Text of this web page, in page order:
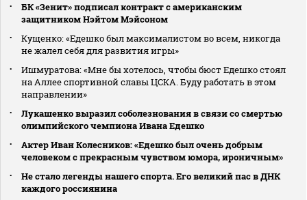
БК «Зенит» подписал контракт с американским
защитником Нэйтом Мэйсоном
Кущенко: «Едешко был максималистом во всем, никогда
не жалел себя для развития игры»
Ишмуратова: «Мне бы хотелось, чтобы бюст Едешко стоял
на Аллее спортивной славы ЦСКА. Буду работать в этом
направлении»
Лукашенко выразил соболезнования в связи со смертью
олимпийского чемпиона Ивана Едешко
Актер Иван Колесников: «Едешко был очень добрым
человеком с прекрасным чувством юмора, ироничным»
Не стало легенды нашего спорта. Его великий пас в ДНК
каждого россиянина